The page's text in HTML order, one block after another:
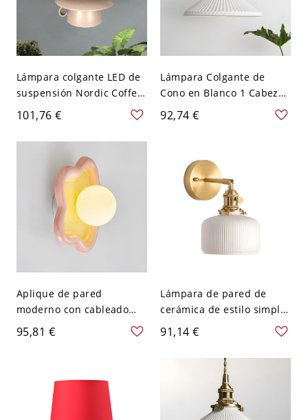
Lámpara colgante LED de
suspensión Nordic Coffee
Cup Cerámica 1 cabeza
Kit de lámpara colgante
para restaurante en gris
101,76 €
Lámpara Colgante de
Cono en Blanco 1 Cabeza
Luminaria Suspendida de
Cerámica Estilo Moderno -
92,74 €
Aplique de pared
moderno con cableado
duro, de geometría y con
pantalla de vidrio blanco
95,81 €
Lámpara de pared de
cerámica de estilo simple
con una cabeza para
dormitorio - 110 A 120 V
91,14 €